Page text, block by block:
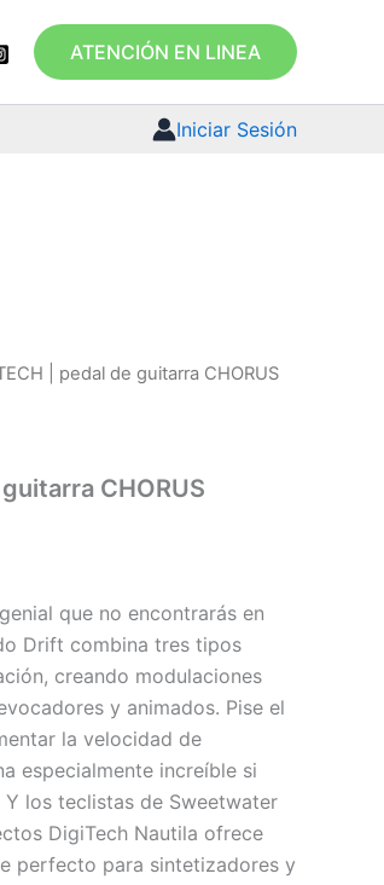
ATENCIÓN EN LINEA
Iniciar Sesión
| pedal de guitarra CHORUS
CHORUS
que no encontrarás en
Drift combina tres tipos
creando modulaciones
y animados. Pise el
la velocidad de
especialmente increíble si
los teclistas de Sweetwater
DigiTech Nautila ofrece
perfecto para sintetizadores y